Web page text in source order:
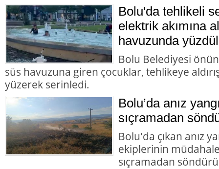
Bolu'da tehlikeli
elektrik akımına
havuzunda
Bolu Belediyesi
süs havuzuna giren çocuklar, tehlikeye
yüzerek serinledi.
Bolu’da anız
sıçramadan
Bolu'da çıkan anız
ekiplerinin
sıçramadan